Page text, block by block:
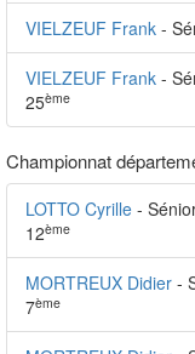
VIELZEUF Frank -
VIELZEUF Frank -
25ème
Championnat
LOTTO Cyrille -
12ème
MORTREUX Didier -
7ème